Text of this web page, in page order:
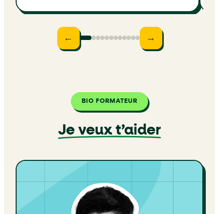
← →
BIO FORMATEUR
Je veux t’aider